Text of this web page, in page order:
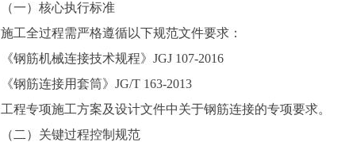
（一）核心执行标准
施工全过程需严格遵循以下规范文件要求：
《钢筋机械连接技术规程》JGJ 107-2016
《钢筋连接用套筒》JG/T 163-2013
工程专项施工方案及设计文件中关于钢筋连接的专项要求。
（二）关键过程控制规范